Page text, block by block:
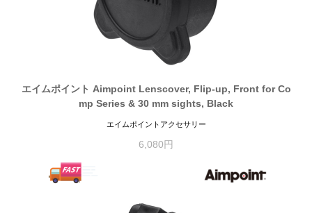
エイムポイント Aimpoint Lenscover, Flip-up, Front for Co
mp Series & 30 mm sights, Black
エイムポイントアクセサリー
6,080円